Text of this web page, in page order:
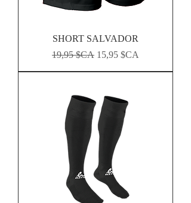
SHORT SALVADOR
Prix original
19,95 $CA Prix promotionnel
15,95 $CA